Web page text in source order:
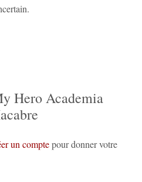
Hero Academia
un comptepour donner votre